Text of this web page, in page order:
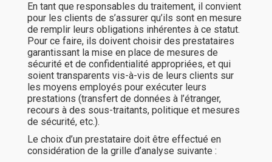
En tant que responsables du traitement, il convient
pour les clients de s’assurer qu’ils sont en mesure
de remplir leurs obligations inhérentes à ce statut.
Pour ce faire, ils doivent choisir des prestataires
garantissant la mise en place de mesures de
sécurité et de confidentialité appropriées, et qui
soient transparents vis-à-vis de leurs clients sur
les moyens employés pour exécuter leurs
prestations (transfert de données à l’étranger,
recours à des sous-traitants, politique et mesures
de sécurité, etc.).
Le choix d’un prestataire doit être effectué en
considération de la grille d’analyse suivante :